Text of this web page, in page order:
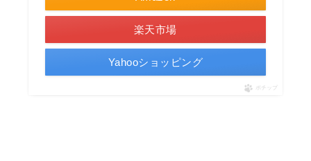
楽天市場
Yahooショッピング
ポチップ